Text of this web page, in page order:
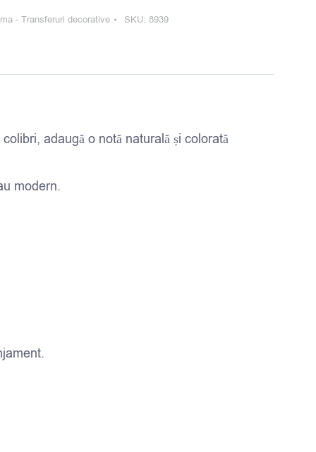
- Transferuri decorative SKU: 8939
adaugă o notă naturală și colorată
modern.